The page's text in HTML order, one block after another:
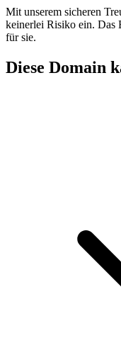
Mit unserem sicheren
keinerlei Risiko ein. Das
für sie.
Diese Domain